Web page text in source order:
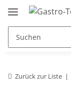
Zurück zur Liste